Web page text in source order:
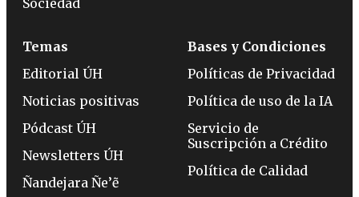
Sociedad
Temas
Editorial ÚH
Noticias positivas
Pódcast ÚH
Newsletters ÚH
Ñandejara Ñe’ẽ
Bases y Condiciones
Políticas de Privacidad
Política de uso de la IA
Servicio de
Suscripción a Crédito
Política de Calidad